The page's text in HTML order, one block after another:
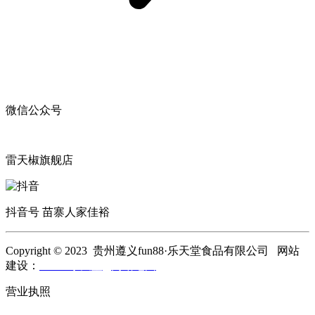
微信公众号
雷天椒旗舰店
抖音号 苗寨人家佳裕
Copyright © 2023 贵州遵义fun88·乐天堂食品有限公司 网站
建设：
营业执照